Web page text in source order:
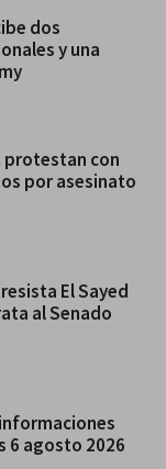
dos
y una
protestan con
por asesinato
El Sayed
al Senado
6 agosto 2026